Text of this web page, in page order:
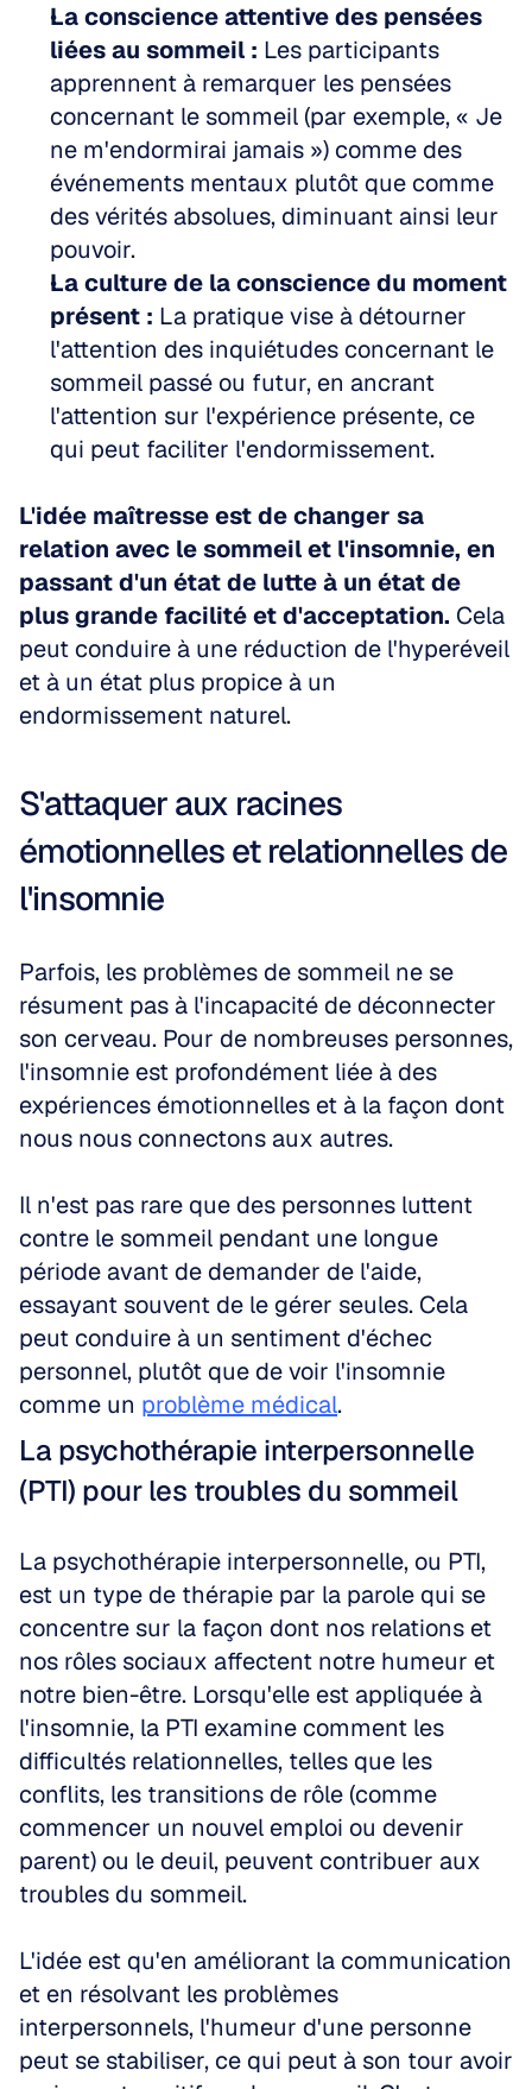
La conscience attentive des pensées
liées au sommeil : Les participants
apprennent à remarquer les pensées
concernant le sommeil (par exemple, « Je
ne m'endormirai jamais ») comme des
événements mentaux plutôt que comme
des vérités absolues, diminuant ainsi leur
pouvoir.
La culture de la conscience du moment
présent : La pratique vise à détourner
l'attention des inquiétudes concernant le
sommeil passé ou futur, en ancrant
l'attention sur l'expérience présente, ce
qui peut faciliter l'endormissement.
L'idée maîtresse est de changer sa
relation avec le sommeil et l'insomnie, en
passant d'un état de lutte à un état de
plus grande facilité et d'acceptation. Cela
peut conduire à une réduction de l'hyperéveil
et à un état plus propice à un
endormissement naturel.
S'attaquer aux racines
émotionnelles et relationnelles de
l'insomnie
Parfois, les problèmes de sommeil ne se
résument pas à l'incapacité de déconnecter
son cerveau. Pour de nombreuses personnes,
l'insomnie est profondément liée à des
expériences émotionnelles et à la façon dont
nous nous connectons aux autres.
Il n'est pas rare que des personnes luttent
contre le sommeil pendant une longue
période avant de demander de l'aide,
essayant souvent de le gérer seules. Cela
peut conduire à un sentiment d'échec
personnel, plutôt que de voir l'insomnie
comme un problème médical.
La psychothérapie interpersonnelle
(PTI) pour les troubles du sommeil
La psychothérapie interpersonnelle, ou PTI,
est un type de thérapie par la parole qui se
concentre sur la façon dont nos relations et
nos rôles sociaux affectent notre humeur et
notre bien-être. Lorsqu'elle est appliquée à
l'insomnie, la PTI examine comment les
difficultés relationnelles, telles que les
conflits, les transitions de rôle (comme
commencer un nouvel emploi ou devenir
parent) ou le deuil, peuvent contribuer aux
troubles du sommeil.
L'idée est qu'en améliorant la communication
et en résolvant les problèmes
interpersonnels, l'humeur d'une personne
peut se stabiliser, ce qui peut à son tour avoir